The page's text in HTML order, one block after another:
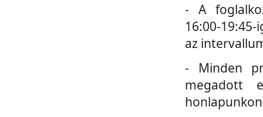
- A
16:00-
az
- Minden
megadott